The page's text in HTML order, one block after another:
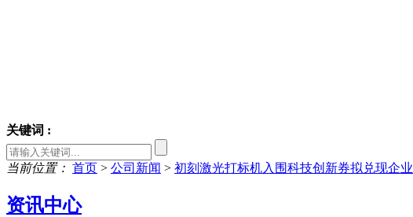
关键词 :
当前位置： 首页 > 公司新闻 > 初刻激光打标机入围科技创新券拟兑现企业
资讯中心